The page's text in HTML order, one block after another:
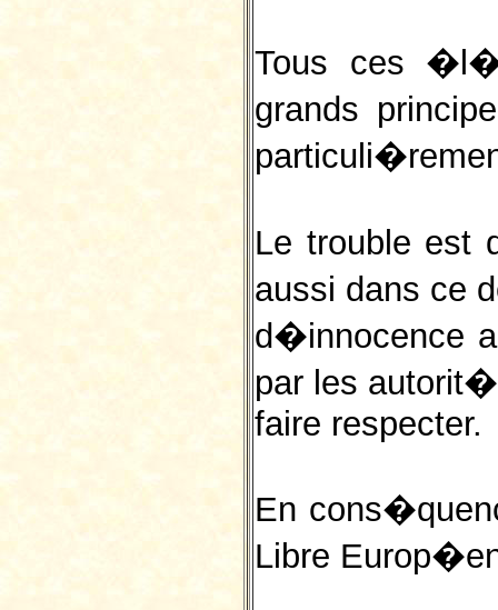
Tous ces
grands
Le trouble est
aussi dans ce
d�innocence
par les
faire respecter.
En
Libre